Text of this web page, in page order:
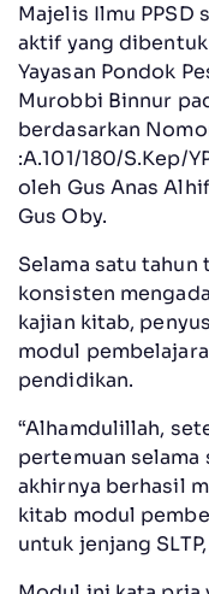
Majelis Ilmu
aktif yang dibentuk
Yayasan Pondok
Murobbi Binnur
berdasarkan
:A.101/180/S.Kep/
oleh Gus Anas
Gus Oby.
Selama satu
konsisten
kajian kitab,
modul
pendidikan.
“Alhamdulillah,
pertemuan
akhirnya berhasil
kitab modul
untuk jenjang